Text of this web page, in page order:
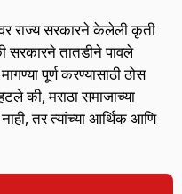
राज्य सरकारने केलेली कृती
सरकारने तातडीने पावले
पूर्ण करण्यासाठी ठोस
की, मराठा समाजाच्या
तर त्यांच्या आर्थिक आणि